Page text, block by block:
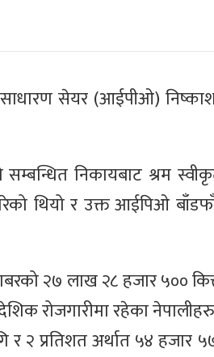
साधारण सेयर (आईपीओ)
निकायबाट श्रम
थियो र उक्त आईपिओ
२७ लाख २८ हजार ५००
रोजगारीमा रहेका
२ प्रतिशत अर्थात ५४ हजार